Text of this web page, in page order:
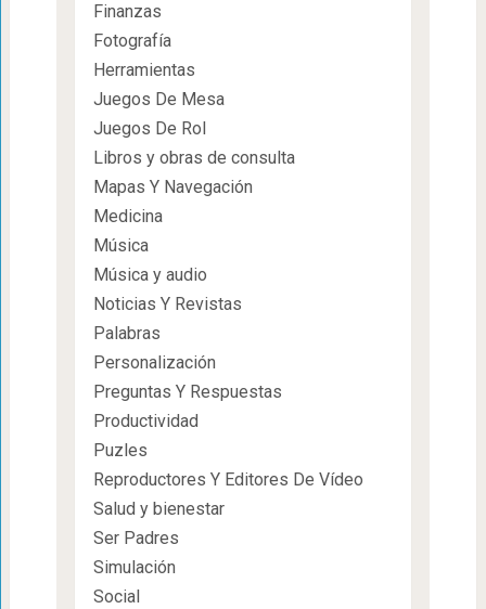
Finanzas
Fotografía
Herramientas
Juegos De Mesa
Juegos De Rol
Libros y obras de consulta
Mapas Y Navegación
Medicina
Música
Música y audio
Noticias Y Revistas
Palabras
Personalización
Preguntas Y Respuestas
Productividad
Puzles
Reproductores Y Editores De Vídeo
Salud y bienestar
Ser Padres
Simulación
Social